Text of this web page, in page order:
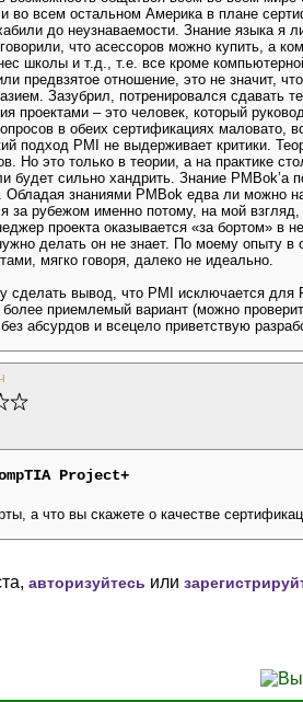
во всем остальном Америка в плане
до неузнаваемости. Знание языка я
что асессоров можно купить, а
школы и т.д., т.е. все кроме
предвзятое отношение, это не значит,
Зазубрил, потренировался
проектами – это человек, который
в обеих сертификациях маловато,
подход PMI не выдерживает критики.
Но это только в теории, а на практике
будет сильно хандрить. Знание
Обладая знаниями PMBok едва ли можно
за рубежом именно потому, на мой
проекта оказывается «за бортом» в
делать он не знает. По моему опыту
мягко говоря, далеко не идеально.
сделать вывод, что PMI исключается
более приемлемый вариант (можно
абсурдов и всецело приветствую
Project+
а что вы скажете о качестве
авторизуйтесь или